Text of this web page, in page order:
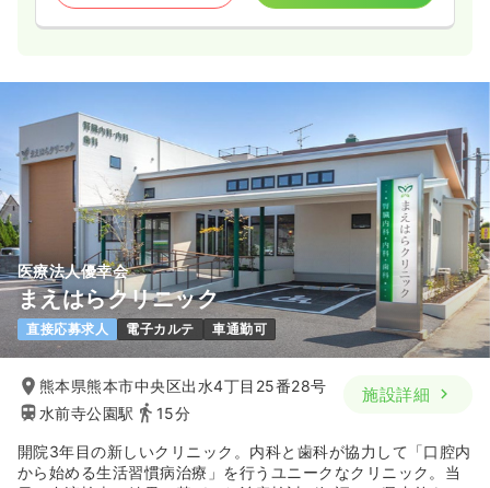
医療法人優幸会
まえはらクリニック
直接応募求人 電子カルテ 車通勤可
熊本県熊本市中央区出水4丁目25番28号
水前寺公園駅
15分
施設詳細
開院3年目の新しいクリニック。内科と歯科が協力して「口腔内
から始める生活習慣病治療」を行うユニークなクリニック。当